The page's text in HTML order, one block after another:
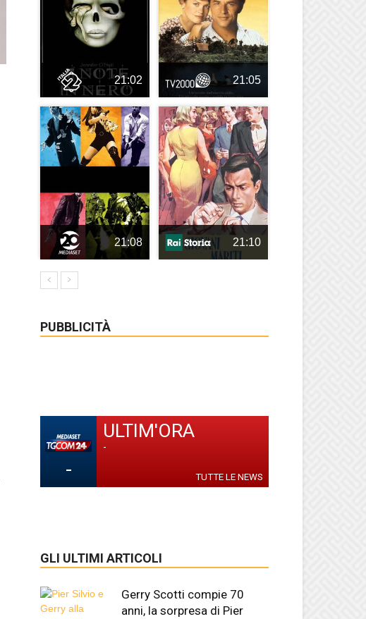
21:02 21:05
21:08 21:10
PUBBLICITÀ
-
ULTIM'ORA
-
TUTTE LE NEWS
GLI ULTIMI ARTICOLI
Gerry Scotti compie 70
anni, la sorpresa di Pier